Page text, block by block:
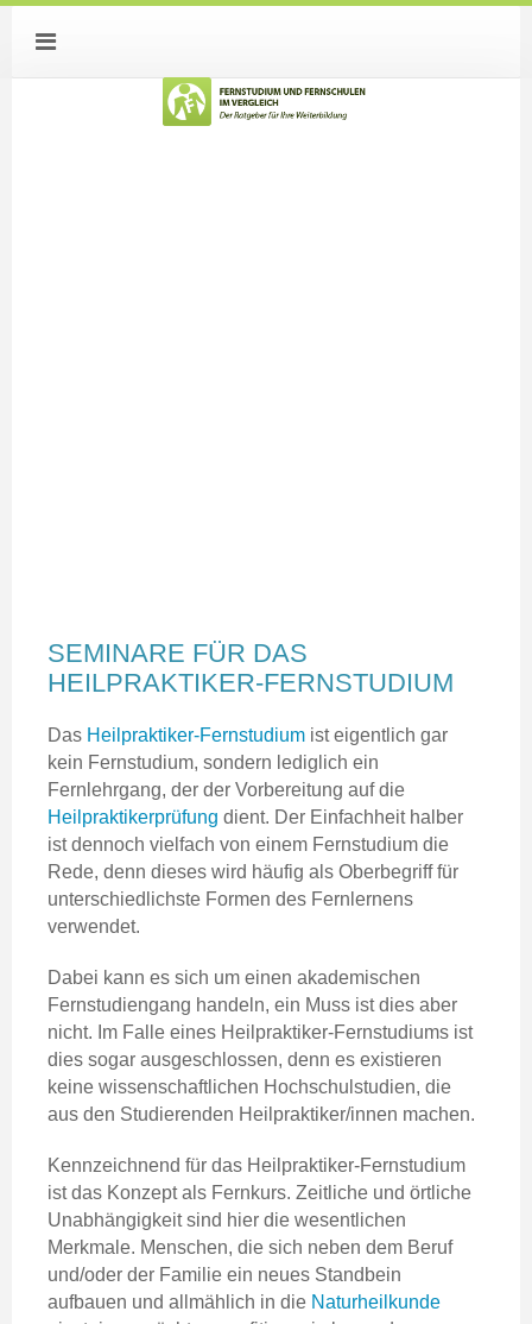
SEMINARE FÜR DAS
HEILPRAKTIKER-FERNSTUDIUM
Das Heilpraktiker-Fernstudium ist eigentlich gar
kein Fernstudium, sondern lediglich ein
Fernlehrgang, der der Vorbereitung auf die
Heilpraktikerprüfung dient. Der Einfachheit halber
ist dennoch vielfach von einem Fernstudium die
Rede, denn dieses wird häufig als Oberbegriff für
unterschiedlichste Formen des Fernlernens
verwendet.
Dabei kann es sich um einen akademischen
Fernstudiengang handeln, ein Muss ist dies aber
nicht. Im Falle eines Heilpraktiker-Fernstudiums ist
dies sogar ausgeschlossen, denn es existieren
keine wissenschaftlichen Hochschulstudien, die
aus den Studierenden Heilpraktiker/innen machen.
Kennzeichnend für das Heilpraktiker-Fernstudium
ist das Konzept als Fernkurs. Zeitliche und örtliche
Unabhängigkeit sind hier die wesentlichen
Merkmale. Menschen, die sich neben dem Beruf
und/oder der Familie ein neues Standbein
aufbauen und allmählich in die Naturheilkunde